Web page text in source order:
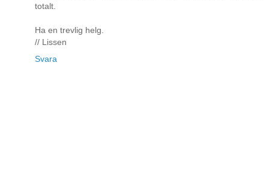
totalt.
Ha en trevlig helg.
// Lissen
Svara